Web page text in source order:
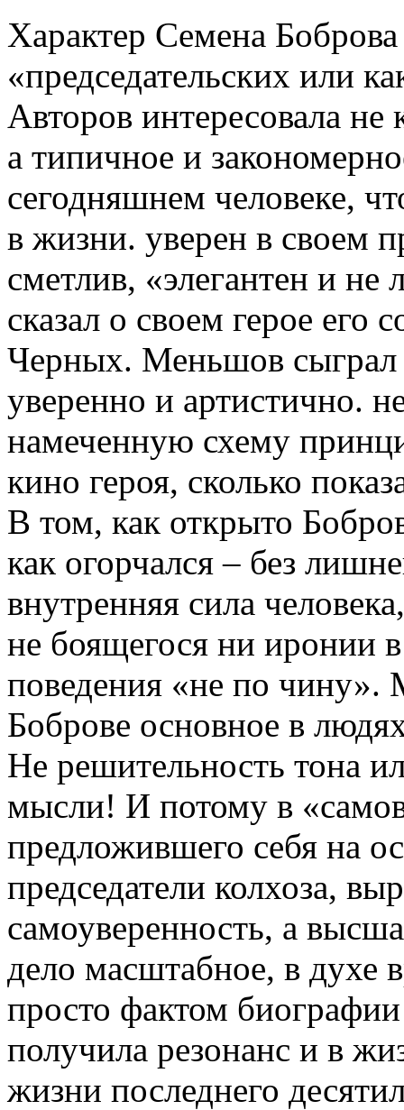
Характер Семена
«председательских или
Авторов интересовала не
а типичное и
сегодняшнем человеке,
в жизни. уверен в своем
сметлив, «элегантен и
сказал о своем герое его
Черных. Меньшов сыграл
уверенно и артистично.
намеченную схему
кино героя, сколько
В том, как открыто
как огорчался – без
внутренняя сила
не боящегося ни иронии
поведения «не по
Боброве основное в
Не решительность тона
мысли! И потому в
предложившего себя на
председатели колхоза,
самоуверенность, а
дело масштабное, в духе
просто фактом
получила резонанс и в
жизни последнего